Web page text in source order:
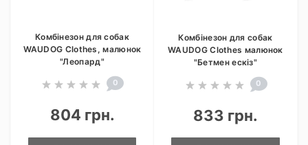
Комбінезон для собак
WAUDOG Clothes, малюнок
"Леопард"
0
804 грн.
Комбінезон для собак
WAUDOG Clothes малюнок
"Бетмен ескіз"
0
833 грн.